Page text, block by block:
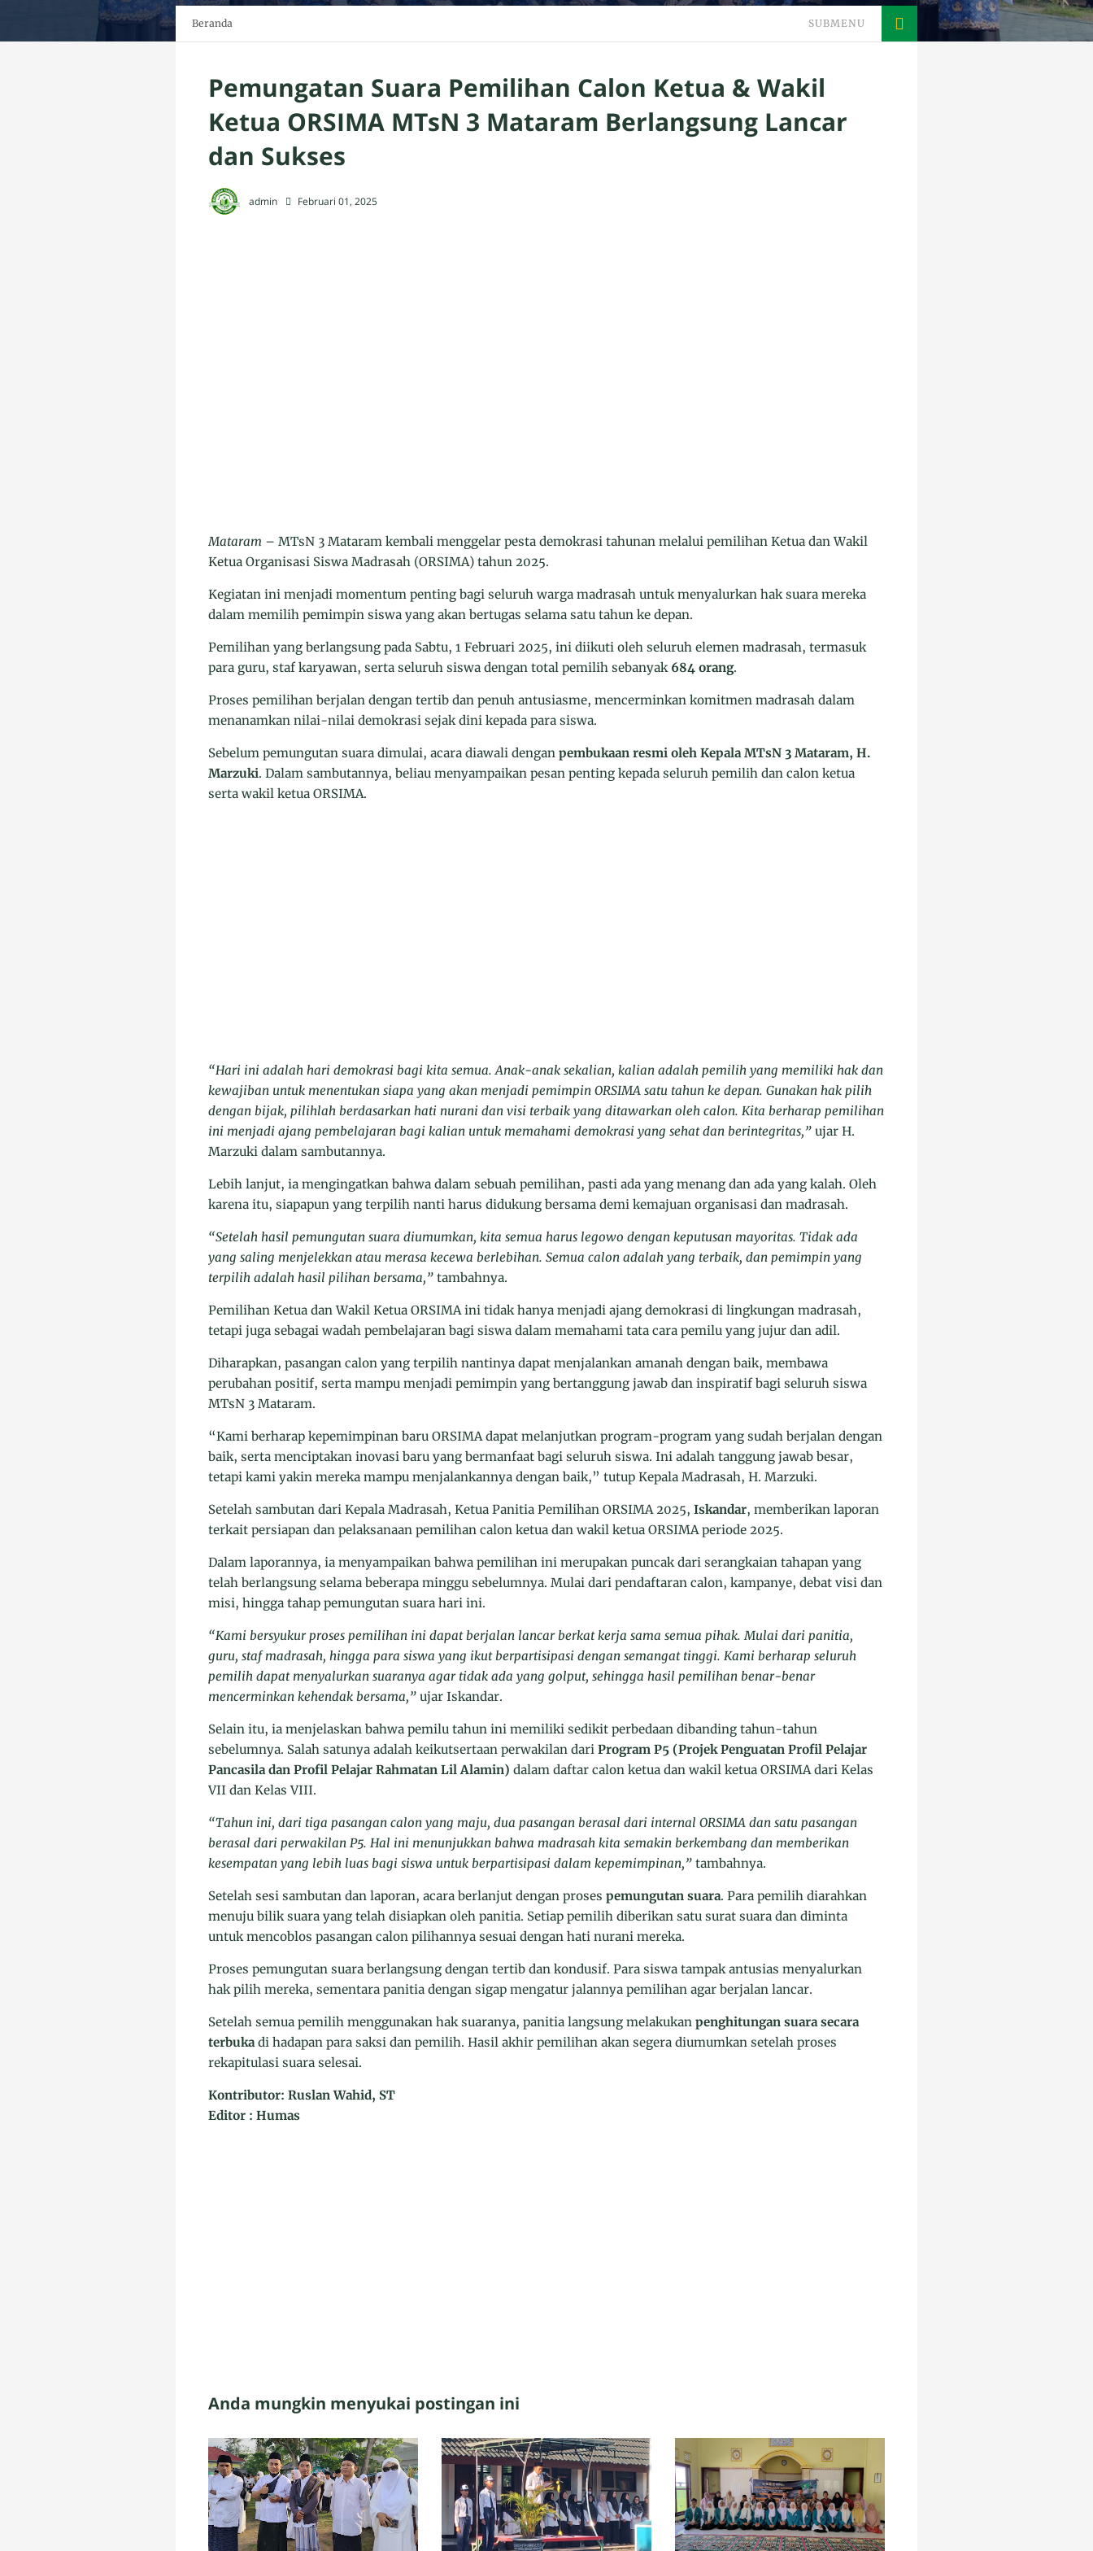
Beranda SUBMENU
Pemungatan Suara Pemilihan Calon Ketua & Wakil
Ketua ORSIMA MTsN 3 Mataram Berlangsung Lancar
dan Sukses
admin Februari 01, 2025
Mataram – MTsN 3 Mataram kembali menggelar pesta demokrasi tahunan melalui pemilihan Ketua dan Wakil
Ketua Organisasi Siswa Madrasah (ORSIMA) tahun 2025.
Kegiatan ini menjadi momentum penting bagi seluruh warga madrasah untuk menyalurkan hak suara mereka
dalam memilih pemimpin siswa yang akan bertugas selama satu tahun ke depan.
Pemilihan yang berlangsung pada Sabtu, 1 Februari 2025, ini diikuti oleh seluruh elemen madrasah, termasuk
para guru, staf karyawan, serta seluruh siswa dengan total pemilih sebanyak 684 orang.
Proses pemilihan berjalan dengan tertib dan penuh antusiasme, mencerminkan komitmen madrasah dalam
menanamkan nilai-nilai demokrasi sejak dini kepada para siswa.
Sebelum pemungutan suara dimulai, acara diawali dengan pembukaan resmi oleh Kepala MTsN 3 Mataram, H.
Marzuki. Dalam sambutannya, beliau menyampaikan pesan penting kepada seluruh pemilih dan calon ketua
serta wakil ketua ORSIMA.
“Hari ini adalah hari demokrasi bagi kita semua. Anak-anak sekalian, kalian adalah pemilih yang memiliki hak dan
kewajiban untuk menentukan siapa yang akan menjadi pemimpin ORSIMA satu tahun ke depan. Gunakan hak pilih
dengan bijak, pilihlah berdasarkan hati nurani dan visi terbaik yang ditawarkan oleh calon. Kita berharap pemilihan
ini menjadi ajang pembelajaran bagi kalian untuk memahami demokrasi yang sehat dan berintegritas,” ujar H.
Marzuki dalam sambutannya.
Lebih lanjut, ia mengingatkan bahwa dalam sebuah pemilihan, pasti ada yang menang dan ada yang kalah. Oleh
karena itu, siapapun yang terpilih nanti harus didukung bersama demi kemajuan organisasi dan madrasah.
“Setelah hasil pemungutan suara diumumkan, kita semua harus legowo dengan keputusan mayoritas. Tidak ada
yang saling menjelekkan atau merasa kecewa berlebihan. Semua calon adalah yang terbaik, dan pemimpin yang
terpilih adalah hasil pilihan bersama,” tambahnya.
Pemilihan Ketua dan Wakil Ketua ORSIMA ini tidak hanya menjadi ajang demokrasi di lingkungan madrasah,
tetapi juga sebagai wadah pembelajaran bagi siswa dalam memahami tata cara pemilu yang jujur dan adil.
Diharapkan, pasangan calon yang terpilih nantinya dapat menjalankan amanah dengan baik, membawa
perubahan positif, serta mampu menjadi pemimpin yang bertanggung jawab dan inspiratif bagi seluruh siswa
MTsN 3 Mataram.
“Kami berharap kepemimpinan baru ORSIMA dapat melanjutkan program-program yang sudah berjalan dengan
baik, serta menciptakan inovasi baru yang bermanfaat bagi seluruh siswa. Ini adalah tanggung jawab besar,
tetapi kami yakin mereka mampu menjalankannya dengan baik,” tutup Kepala Madrasah, H. Marzuki.
Setelah sambutan dari Kepala Madrasah, Ketua Panitia Pemilihan ORSIMA 2025, Iskandar, memberikan laporan
terkait persiapan dan pelaksanaan pemilihan calon ketua dan wakil ketua ORSIMA periode 2025.
Dalam laporannya, ia menyampaikan bahwa pemilihan ini merupakan puncak dari serangkaian tahapan yang
telah berlangsung selama beberapa minggu sebelumnya. Mulai dari pendaftaran calon, kampanye, debat visi dan
misi, hingga tahap pemungutan suara hari ini.
“Kami bersyukur proses pemilihan ini dapat berjalan lancar berkat kerja sama semua pihak. Mulai dari panitia,
guru, staf madrasah, hingga para siswa yang ikut berpartisipasi dengan semangat tinggi. Kami berharap seluruh
pemilih dapat menyalurkan suaranya agar tidak ada yang golput, sehingga hasil pemilihan benar-benar
mencerminkan kehendak bersama,” ujar Iskandar.
Selain itu, ia menjelaskan bahwa pemilu tahun ini memiliki sedikit perbedaan dibanding tahun-tahun
sebelumnya. Salah satunya adalah keikutsertaan perwakilan dari Program P5 (Projek Penguatan Profil Pelajar
Pancasila dan Profil Pelajar Rahmatan Lil Alamin) dalam daftar calon ketua dan wakil ketua ORSIMA dari Kelas
VII dan Kelas VIII.
“Tahun ini, dari tiga pasangan calon yang maju, dua pasangan berasal dari internal ORSIMA dan satu pasangan
berasal dari perwakilan P5. Hal ini menunjukkan bahwa madrasah kita semakin berkembang dan memberikan
kesempatan yang lebih luas bagi siswa untuk berpartisipasi dalam kepemimpinan,” tambahnya.
Setelah sesi sambutan dan laporan, acara berlanjut dengan proses pemungutan suara. Para pemilih diarahkan
menuju bilik suara yang telah disiapkan oleh panitia. Setiap pemilih diberikan satu surat suara dan diminta
untuk mencoblos pasangan calon pilihannya sesuai dengan hati nurani mereka.
Proses pemungutan suara berlangsung dengan tertib dan kondusif. Para siswa tampak antusias menyalurkan
hak pilih mereka, sementara panitia dengan sigap mengatur jalannya pemilihan agar berjalan lancar.
Setelah semua pemilih menggunakan hak suaranya, panitia langsung melakukan penghitungan suara secara
terbukadi hadapan para saksi dan pemilih. Hasil akhir pemilihan akan segera diumumkan setelah proses
rekapitulasi suara selesai.
Kontributor: Ruslan Wahid, ST
Editor : Humas
Anda mungkin menyukai postingan ini